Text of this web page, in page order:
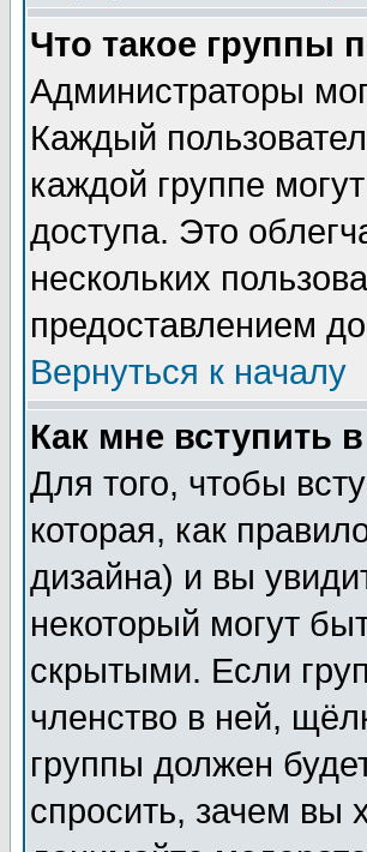
Что такое группы
Администраторы
Каждый
каждой группе
доступа. Это
нескольких
предоставлением
Вернуться к началу
Как мне вступить
Для того, чтобы
которая, как
дизайна) и вы
некоторый могут
скрытыми. Если
членство в ней,
группы должен
спросить, зачем вы